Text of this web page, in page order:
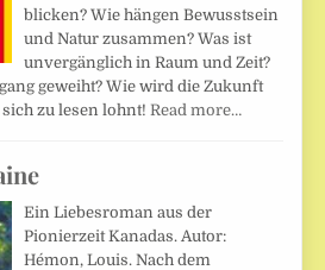
blicken? Wie hängen Bewusstsein
und Natur zusammen? Was ist
unvergänglich in Raum und Zeit?
geweiht? Wie wird die Zukunft
zu lesen lohnt! Read more…
Ein Liebesroman aus der
Pionierzeit Kanadas. Autor:
Hémon, Louis. Nach dem